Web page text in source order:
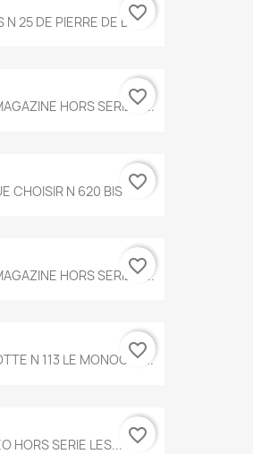
N 25 DE PIERRE DE BOIS
favorite_border
HORS SERIE N...
favorite_border
CHOISIR N 620 BIS favorite_border
HORS SERIE N...
favorite_border
N 113 LE MONOCLE...
favorite_border
HORS SERIE LES... favorite_border